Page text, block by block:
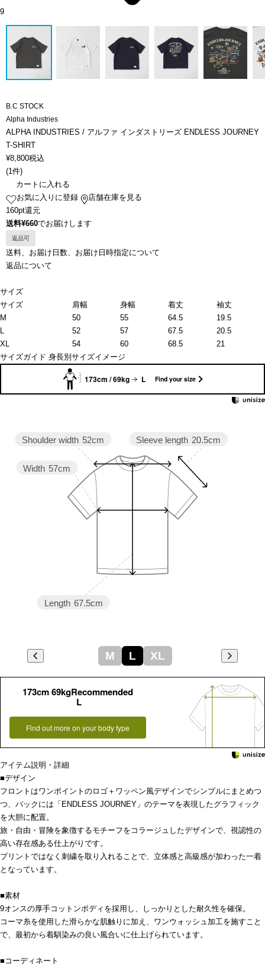
9
B.C STOCK
Alpha Industries
ALPHA INDUSTRIES / アルファ インダストリーズ ENDLESS JOURNEY
T-SHIRT
¥8,800税込
(1件)
カートに入れる
お気に入りに登録
店舗在庫を見る
160pt還元
送料¥660でお届けします
返品可
送料、お届け日数、お届け日時指定について
返品について
サイズ
サイズ
肩幅 身幅 着丈
袖丈
M
50 55 64.5
19.5
L
52 57 67.5
20.5
XL
54 60 68.5
21
サイズガイド 身長別サイズイメージ
173cm / 69kg L Find your size
Sleeve length 20.5cm
Length 67.5cm
Width 57cm
Shoulder width 52cm
M L XL
173cm 69kgRecommended
L
Find out more on your body type
アイテム説明・詳細
■デザイン
フロントはワンポイントのロゴ＋ワッペン風デザインでシンプルにまとめつ
つ、バックには「ENDLESS JOURNEY」のテーマを表現したグラフィック
を大胆に配置。
旅・自由・冒険を象徴するモチーフをコラージュしたデザインで、視認性の
高い存在感ある仕上がりです。
プリントではなく刺繍を取り入れることで、立体感と高級感が加わった一着
となっています。
■素材
9オンスの厚手コットンボディを採用し、しっかりとした耐久性を確保。
コーマ糸を使用した滑らかな肌触りに加え、ワンウォッシュ加工を施すこと
で、最初から着馴染みの良い風合いに仕上げられています。
■コーディネート